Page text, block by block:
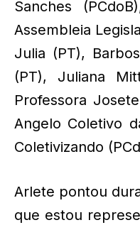
Sanches
Assembleia
Julia (PT),
(PT), Juliana
Professora
Angelo Coletivo
Coletivizando
Arlete pontou
que estou